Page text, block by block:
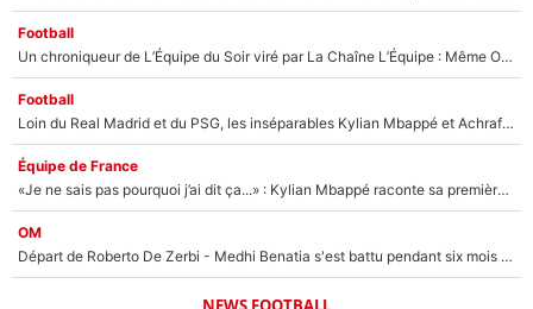
Football
Un chroniqueur de L’Équipe du Soir viré par La Chaîne L’Équipe : Même Olivier Ménard n’avait pas pu empêcher son départ, «je l’ai appris sur Twitter, je l’ai vécu assez mal»
Football
Loin du Real Madrid et du PSG, les inséparables Kylian Mbappé et Achraf Hakimi changent d'équipe le temps d'une journée !
Équipe de France
«Je ne sais pas pourquoi j’ai dit ça...» : Kylian Mbappé raconte sa première rencontre avec Zinédine Zidane (et c’est très drôle)
OM
Départ de Roberto De Zerbi - Medhi Benatia s'est battu pendant six mois pour le retenir à l'OM, le PSG a été le naufrage de trop : «Je pars avec toi»